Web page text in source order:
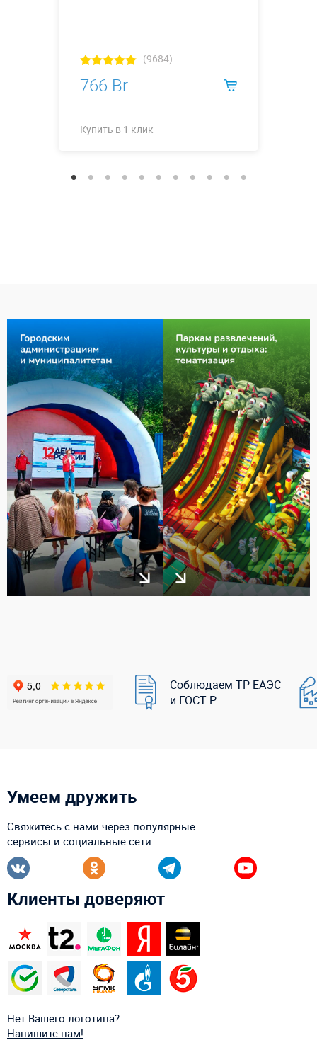
(9684)
766 Br
Купить в 1 клик
Соблюдаем ТР ЕАЭС
и ГОСТ Р
Умеем дружить
Свяжитесь с нами через популярные
сервисы и социальные сети:
Клиенты доверяют
Нет Вашего логотипа?
Напишите нам!